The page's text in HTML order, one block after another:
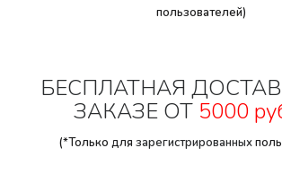
пользователей)
БЕСПЛАТНАЯ
ЗАКАЗЕ ОТ 5000
(*Только для зарегистрированных